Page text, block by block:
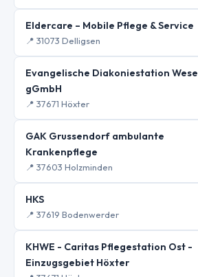
Eldercare – Mobile Pflege & Service
📍 31073 Delligsen
Evangelische Diakoniestation
gGmbH
📍 37671 Höxter
GAK Grussendorf ambulante
Krankenpflege
📍 37603 Holzminden
HKS
📍 37619 Bodenwerder
KHWE - Caritas Pflegestation Ost -
Einzugsgebiet Höxter